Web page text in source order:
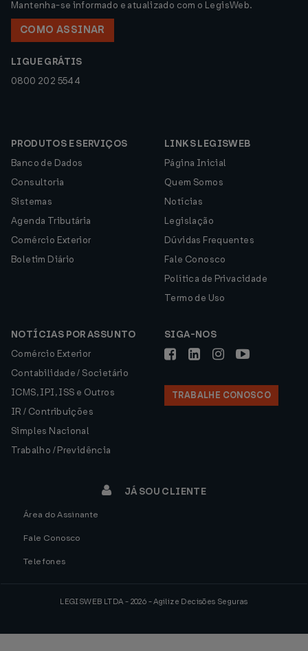
Mantenha-se informado e atualizado com o LegisWeb.
COMO ASSINAR
LIGUE GRÁTIS
0800 202 5544
PRODUTOS E SERVIÇOS
Banco de Dados
Consultoria
Sistemas
Agenda Tributária
Comércio Exterior
Boletim Diário
LINKS LEGISWEB
Página Inicial
Quem Somos
Notícias
Legislação
Dúvidas Frequentes
Fale Conosco
Política de Privacidade
Termo de Uso
NOTÍCIAS POR ASSUNTO
Comércio Exterior
Contabilidade / Societário
ICMS, IPI, ISS e Outros
IR / Contribuições
Simples Nacional
Trabalho / Previdência
SIGA-NOS
TRABALHE CONOSCO
JÁ SOU CLIENTE
Área do Assinante
Fale Conosco
Telefones
LEGISWEB LTDA - 2026 - Agilize Decisões Seguras